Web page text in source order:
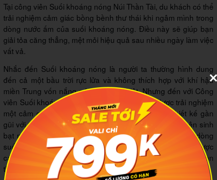
Tại công viên Suối khoáng nóng Núi Thần Tài, du khách có thể
trải nghiệm cảm giác bồng bềnh thư thái khi ngâm mình trong
dòng nước ấm của suối khoáng nóng. Điều này sẽ giúp bạn
giải tỏa căng thẳng, mệt mỏi hiệu quả sau nhiều ngày làm việc
vất vả.
Nhắc đến Suối khoáng nóng là người ta thường hình dung
đến cả một bầu trời rực lửa và không thích hợp với khí hậu
miền Trung vốn nắng nóng khắc nghiệt. Nhưng đến với Công
viên Suối khoáng nóng Núi Thần Tài, bạn sẽ được trải nghiệm
một cảm giác đầy khác biệt. Các bồn tắm được thiết kế gần
gũi với thiên nhiên hùng vĩ, với những cánh rừng nguyên sinh
bạt ngàn của khu bảo tồn Bà Nà Núi Chúa và những dòng
suối lạnh. Và cũng chỉ nơi đây bạn mới có thể cảm nhận được
cái nóng của nước khoáng và cái lạnh của suối đầu nguồn
thật sự rõ nét.